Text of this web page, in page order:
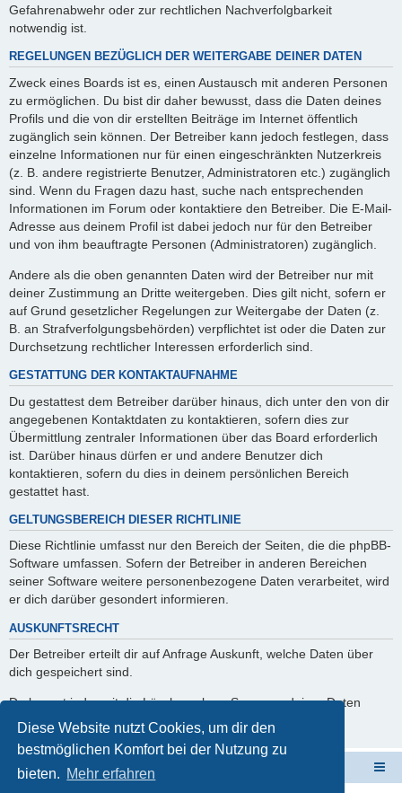
Diese Website nutzt Cookies, um dir den
bestmöglichen Komfort bei der Nutzung zu
bieten. Mehr erfahren
Gefahrenabwehr oder zur rechtlichen Nachverfolgbarkeit
notwendig ist.
REGELUNGEN BEZÜGLICH DER WEITERGABE DEINER DATEN
Zweck eines Boards ist es, einen Austausch mit anderen Personen
zu ermöglichen. Du bist dir daher bewusst, dass die Daten deines
Profils und die von dir erstellten Beiträge im Internet öffentlich
zugänglich sein können. Der Betreiber kann jedoch festlegen, dass
einzelne Informationen nur für einen eingeschränkten Nutzerkreis
(z. B. andere registrierte Benutzer, Administratoren etc.) zugänglich
sind. Wenn du Fragen dazu hast, suche nach entsprechenden
Informationen im Forum oder kontaktiere den Betreiber. Die E-Mail-
Adresse aus deinem Profil ist dabei jedoch nur für den Betreiber
und von ihm beauftragte Personen (Administratoren) zugänglich.
Andere als die oben genannten Daten wird der Betreiber nur mit
deiner Zustimmung an Dritte weitergeben. Dies gilt nicht, sofern er
auf Grund gesetzlicher Regelungen zur Weitergabe der Daten (z.
B. an Strafverfolgungsbehörden) verpflichtet ist oder die Daten zur
Durchsetzung rechtlicher Interessen erforderlich sind.
GESTATTUNG DER KONTAKTAUFNAHME
Du gestattest dem Betreiber darüber hinaus, dich unter den von dir
angegebenen Kontaktdaten zu kontaktieren, sofern dies zur
Übermittlung zentraler Informationen über das Board erforderlich
ist. Darüber hinaus dürfen er und andere Benutzer dich
kontaktieren, sofern du dies in deinem persönlichen Bereich
gestattet hast.
GELTUNGSBEREICH DIESER RICHTLINIE
Diese Richtlinie umfasst nur den Bereich der Seiten, die die phpBB-
Software umfassen. Sofern der Betreiber in anderen Bereichen
seiner Software weitere personenbezogene Daten verarbeitet, wird
er dich darüber gesondert informieren.
AUSKUNFTSRECHT
Der Betreiber erteilt dir auf Anfrage Auskunft, welche Daten über
dich gespeichert sind.
Du kannst jederzeit die Löschung bzw. Sperrung deiner Daten
verlangen. Kontaktiere hierzu bitte den Betreiber.
ElabNET Technik Forum